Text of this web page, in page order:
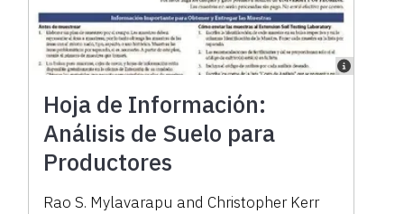
Hoja de Información:
Análisis de Suelo para
Productores
Rao S. Mylavarapu and Christopher Kerr